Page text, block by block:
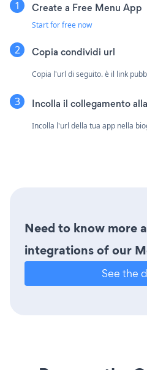
Create a Free Menu App
Start for free now
Copia condividi url
Copia l'url di seguito. è il link
Incolla il collegamento
Incolla l'url della tua app nella
Need to know more
integrations of our
See the